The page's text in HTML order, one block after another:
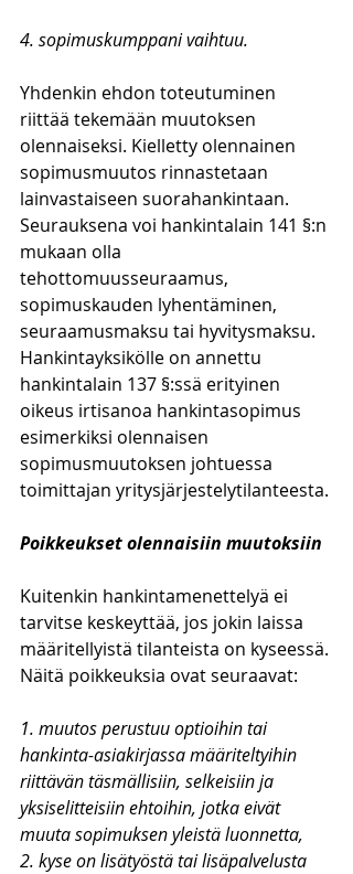
4. sopimuskumppani vaihtuu.
Yhdenkin ehdon toteutuminen
riittää tekemään muutoksen
olennaiseksi. Kielletty olennainen
sopimusmuutos rinnastetaan
lainvastaiseen suorahankintaan.
Seurauksena voi hankintalain 141 §:n
mukaan olla
tehottomuusseuraamus,
sopimuskauden lyhentäminen,
seuraamusmaksu tai hyvitysmaksu.
Hankintayksikölle on annettu
hankintalain 137 §:ssä erityinen
oikeus irtisanoa hankintasopimus
esimerkiksi olennaisen
sopimusmuutoksen johtuessa
toimittajan yritysjärjestelytilanteesta.
Poikkeukset olennaisiin muutoksiin
Kuitenkin hankintamenettelyä ei
tarvitse keskeyttää, jos jokin laissa
määritellyistä tilanteista on kyseessä.
Näitä poikkeuksia ovat seuraavat:
1. muutos perustuu optioihin tai
hankinta-asiakirjassa määriteltyihin
riittävän täsmällisiin, selkeisiin ja
yksiselitteisiin ehtoihin, jotka eivät
muuta sopimuksen yleistä luonnetta,
2. kyse on lisätyöstä tai lisäpalvelusta